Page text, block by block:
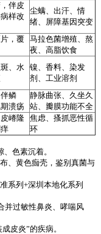
伴皮
样改
尘螨、出汗、情
绪、屏障基因突变
，覆
马拉色菌增殖、熬
夜、高脂饮食
、水
镍、香料、染发
剂、工业溶剂
鳞
溃疡
静脉曲张、久坐久
站、瓣膜功能不全
嵴隆
焦虑、搔抓恶性循
环
色素沉着。
、黄色痂壳，鉴别真菌与
系列+深圳本地化系列
并过敏性鼻炎、哮喘风
皮炎”的疾病。